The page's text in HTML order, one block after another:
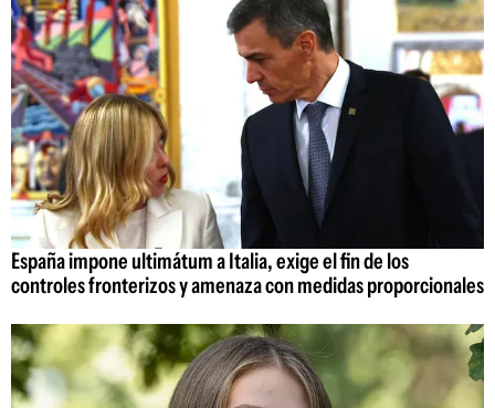
España impone ultimátum a Italia, exige el fin de los
controles fronterizos y amenaza con medidas proporcionales